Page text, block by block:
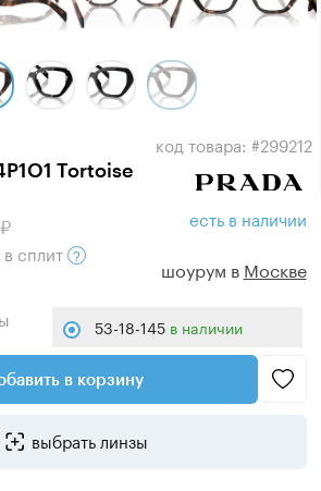
Tortoise
код товара: #299212
в сплит
есть в наличии
шоурум в Москве
53-18-145 в наличии
в корзину
выбрать линзы